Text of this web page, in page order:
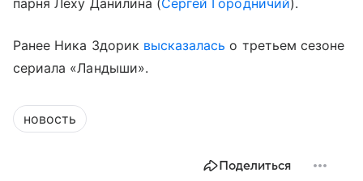
парня Леху Данилина (Сергей Городничий).
Ранее Ника Здорик высказалась о третьем сезоне
сериала «Ландыши».
новость
Поделиться